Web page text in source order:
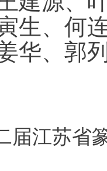
生、何
华、郭
届江苏省